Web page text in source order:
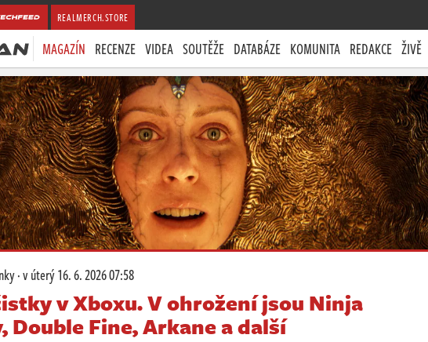
REALMERCH.STORE
MAGAZÍN RECENZE VIDEA SOUTĚŽE DATABÁZE KOMUNITA REDAKCE ŽIVĚ
·v úterý16. 6. 2026 07:58
v Xboxu. V ohrožení jsou Ninja
Double Fine, Arkane a další